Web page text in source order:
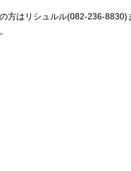
方はリシュルル(082-236-8830)